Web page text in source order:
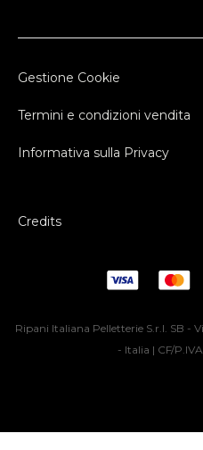
Gestione Cookie
Termini e condizioni vendita
Informativa sulla Privacy
Credits
Ripani Italiana Pelletterie S.r.l. SB -
- Italia | CF/